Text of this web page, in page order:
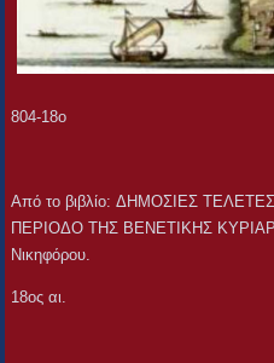
804-18o
Από το βιβλίο: ΔΗΜΟΣΙΕΣ
ΠΕΡΙΟΔΟ ΤΗΣ ΒΕΝΕΤΙΚΗΣ
Νικηφόρου.
18ος αι.